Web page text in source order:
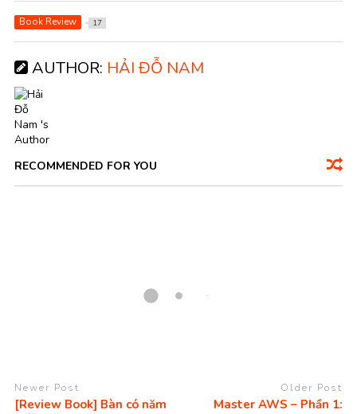
Book Review 17
AUTHOR: HẢI ĐỖ NAM
RECOMMENDED FOR YOU
Newer Post
[Review Book] Bàn có năm
Older Post
Master AWS – Phần 1: